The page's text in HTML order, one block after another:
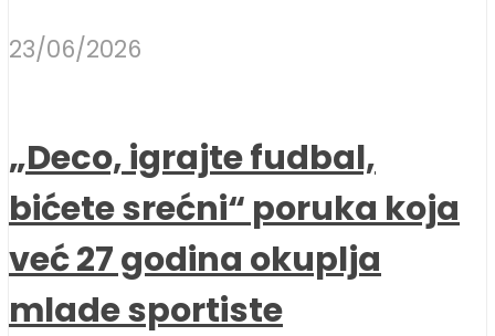
23/06/2026
„Deco, igrajte fudbal,
bićete srećni“ poruka koja
već 27 godina okuplja
mlade sportiste